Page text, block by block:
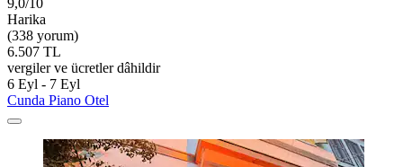
9,0/10
Harika
(338 yorum)
6.507 TL
vergiler ve ücretler dâhildir
6 Eyl - 7 Eyl
Cunda Piano Otel